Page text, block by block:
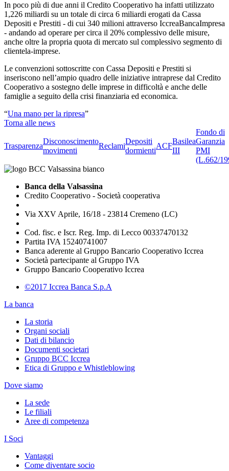
In poco più di due anni il Credito Cooperativo ha infatti utilizzato
1,226 miliardi su un totale di circa 6 miliardi erogati da Cassa
Depositi e Prestiti - di cui 340 milioni attraverso IccreaBancaImpresa
- andando ad operare per circa il 20% complessivo delle misure,
anche oltre la propria quota di mercato sul complessivo segmento di
clientela-imprese.
Le convenzioni sottoscritte con Cassa Depositi e Prestiti si
inseriscono nell’ampio quadro delle iniziative intraprese dal Credito
Cooperativo a sostegno delle imprese in difficoltà e anche delle
famiglie a seguito della crisi finanziaria ed economica.
“Una mano per la ripresa”
Torna alle news
Trasparenza
Disconoscimento
movimenti
Reclami
Depositi
dormienti
ACF
Basilea
III
Fondo di
Garanzia
PMI
(L.662/
Banca della Valsassina
Credito Cooperativo - Società cooperativa
Via XXV Aprile, 16/18 - 23814 Cremeno (LC)
Cod. fisc. e Iscr. Reg. Imp. di Lecco 00337470132
Partita IVA 15240741007
Banca aderente al Gruppo Bancario Cooperativo Iccrea
Società partecipante al Gruppo IVA
Gruppo Bancario Cooperativo Iccrea
©2017 Iccrea Banca S.p.A
La banca
La storia
Organi sociali
Dati di bilancio
Documenti societari
Gruppo BCC Iccrea
Etica di Gruppo e Whistleblowing
Dove siamo
La sede
Le filiali
Aree di competenza
I Soci
Vantaggi
Come diventare socio